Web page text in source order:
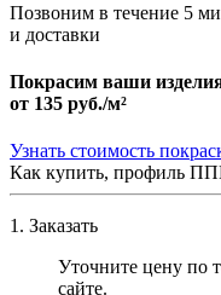
Позвоним в течение 5
и доставки
Покрасим ваши
от 135 руб./м²
Узнать стоимость
Как купить, профиль
1. Заказать
Уточните цену по
сайте.